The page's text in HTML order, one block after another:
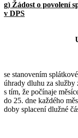
g) Žádost o povolení
v DPS
se stanovením
úhrady dluhu za služby
s tím, že počínaje
do 25. dne každého
doby splacení dlužné